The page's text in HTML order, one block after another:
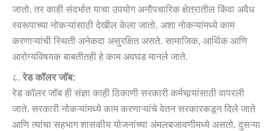
जातो. तर काही संदर्भात याचा उपयोग अनौपचारिक क्षेत्रातील किंवा अवैध
स्वरूपाच्या नोकऱ्यांसाठी देखील केला जातो. अशा नोकऱ्यांमध्ये काम
करणाऱ्यांची स्थिती अनेकदा असुरक्षित असते. सामाजिक, आर्थिक आणि
आरोग्यविषयक बाबतीतही हे काम अवघड मानले जाते.
८. रेड कॉलर जॉब:
रेड कॉलर जॉब ही संज्ञा काही ठिकाणी सरकारी कर्मचार्‍यांसाठी वापरली
जाते. सरकारी नोकऱ्यांमध्ये काम करणाऱ्यांचे वेतन सरकारकडून दिले जाते
आणि त्यांचा सहभाग शासकीय योजनांच्या अंमलबजावणीमध्ये असतो. दुसऱ्या